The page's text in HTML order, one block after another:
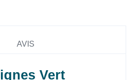
AVIS
Vert